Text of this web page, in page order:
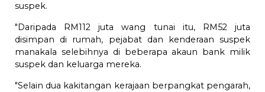
suspek.
"Daripada RM112 juta wang tunai itu, RM52 juta
disimpan di rumah, pejabat dan kenderaan suspek
manakala selebihnya di beberapa akaun bank milik
suspek dan keluarga mereka.
"Selain dua kakitangan kerajaan berpangkat pengarah,